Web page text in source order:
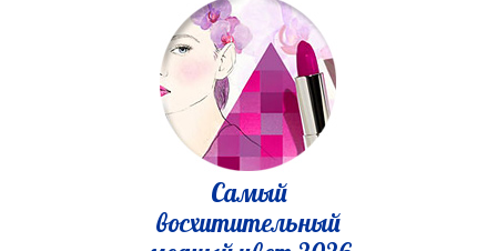
Самый
восхитительный